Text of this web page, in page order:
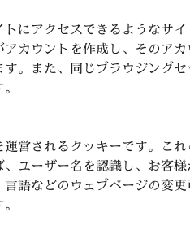
にアクセスできるようなサ
カウントを作成し、そのア
。また、同じブラウジング
営されるクッキーです。こ
ユーザー名を認識し、お客
語などのウェブページの変